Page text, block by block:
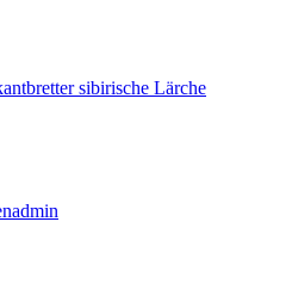
sibirische Lärche